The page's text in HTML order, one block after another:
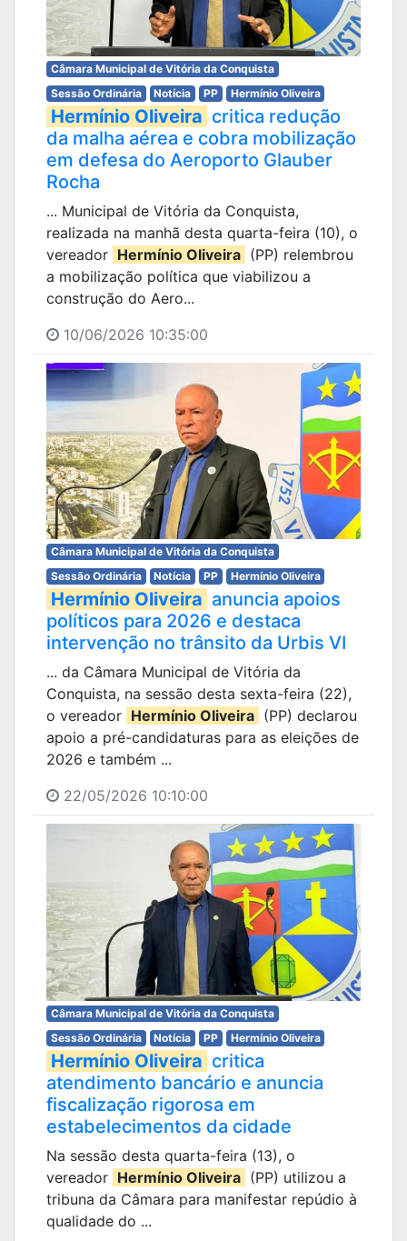
Câmara Municipal de Vitória da Conquista
Sessão Ordinária
Notícia PP Hermínio Oliveira
Hermínio Oliveira critica redução
da malha aérea e cobra mobilização
em defesa do Aeroporto Glauber
Rocha
... Municipal de Vitória da Conquista,
realizada na manhã desta quarta-feira (10), o
vereador Hermínio Oliveira (PP) relembrou
a mobilização política que viabilizou a
construção do Aero...
10/06/2026 10:35:00
Câmara Municipal de Vitória da Conquista
Sessão Ordinária
Notícia PP Hermínio Oliveira
Hermínio Oliveira anuncia apoios
políticos para 2026 e destaca
intervenção no trânsito da Urbis VI
... da Câmara Municipal de Vitória da
Conquista, na sessão desta sexta-feira (22),
o vereador Hermínio Oliveira (PP) declarou
apoio a pré-candidaturas para as eleições de
2026 e também ...
22/05/2026 10:10:00
Câmara Municipal de Vitória da Conquista
Sessão Ordinária
Notícia PP Hermínio Oliveira
Hermínio Oliveira critica
atendimento bancário e anuncia
fiscalização rigorosa em
estabelecimentos da cidade
Na sessão desta quarta-feira (13), o
vereador Hermínio Oliveira (PP) utilizou a
tribuna da Câmara para manifestar repúdio à
qualidade do ...